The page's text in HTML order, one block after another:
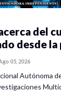
del
desde
05, 2026
Autónoma